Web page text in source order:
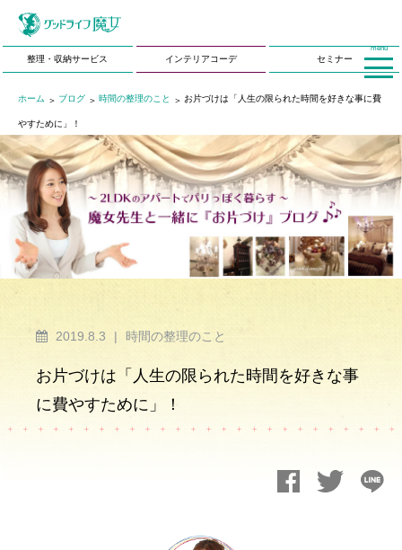
整理・収納サービス インテリアコーデ セミナー
ホーム ブログ 時間の整理のこと お片づけは「人生の限られた時間を好きな事に費
やすために」！
2019.8.3 | 時間の整理のこと
お片づけは「人生の限られた時間を好きな事
に費やすために」！
menu